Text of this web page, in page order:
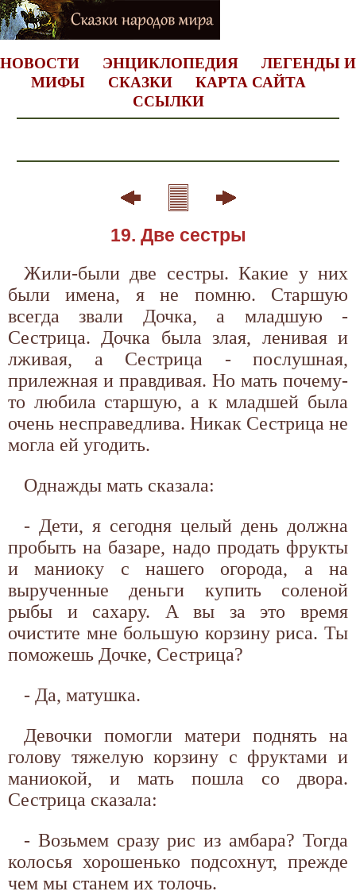
НОВОСТИ ЭНЦИКЛОПЕДИЯ
ЛЕГЕНДЫ И
МИФЫ
СКАЗКИ
КАРТА САЙТА
ССЫЛКИ
19. Две сестры
Жили-были две сестры. Какие у них
были имена, я не помню. Старшую
всегда звали Дочка, а младшую -
Сестрица. Дочка была злая, ленивая и
лживая, а Сестрица - послушная,
прилежная и правдивая. Но мать почему-
то любила старшую, а к младшей была
очень несправедлива. Никак Сестрица не
могла ей угодить.
Однажды мать сказала:
- Дети, я сегодня целый день должна
пробыть на базаре, надо продать фрукты
и маниоку с нашего огорода, а на
вырученные деньги купить соленой
рыбы и сахару. А вы за это время
очистите мне большую корзину риса. Ты
поможешь Дочке, Сестрица?
- Да, матушка.
Девочки помогли матери поднять на
голову тяжелую корзину с фруктами и
маниокой, и мать пошла со двора.
Сестрица сказала:
- Возьмем сразу рис из амбара? Тогда
колосья хорошенько подсохнут, прежде
чем мы станем их толочь.